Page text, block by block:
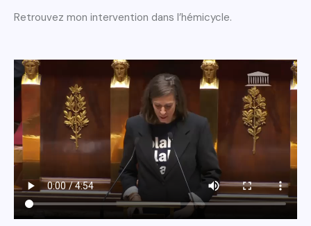
Retrouvez mon intervention dans l’hémicycle.